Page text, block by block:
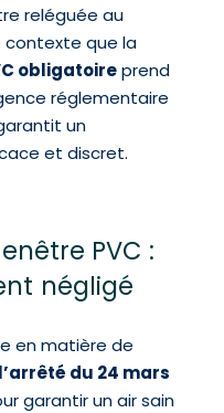
reléguée au
contexte que la
obligatoireprend
réglementaire
un
et discret.
PVC :
négligé
en matière de
l’arrêté du 24 mars
garantir un air sain